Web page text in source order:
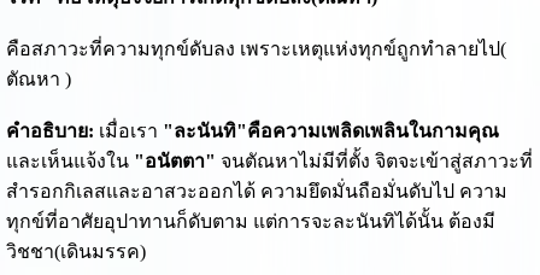
คือสภาวะที่ความทุกข์ดับลง เพราะเหตุแห่งทุกข์ถูกทำลายไป(
ตัณหา )
คำอธิบาย: เมื่อเรา "ละนันทิ"คือความเพลิดเพลินในกามคุณ
และเห็นแจ้งใน "อนัตตา" จนตัณหาไม่มีที่ตั้ง จิตจะเข้าสู่สภาวะที่
สำรอกกิเลสและอาสวะออกได้ ความยึดมั่นถือมั่นดับไป ความ
ทุกข์ที่อาศัยอุปาทานก็ดับตาม แต่การจะละนันทิได้นั้น ต้องมี
วิชชา(เดินมรรค)